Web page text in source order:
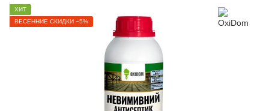
ХИТ
ВЕСЕННИЕ СКИДКИ −5%